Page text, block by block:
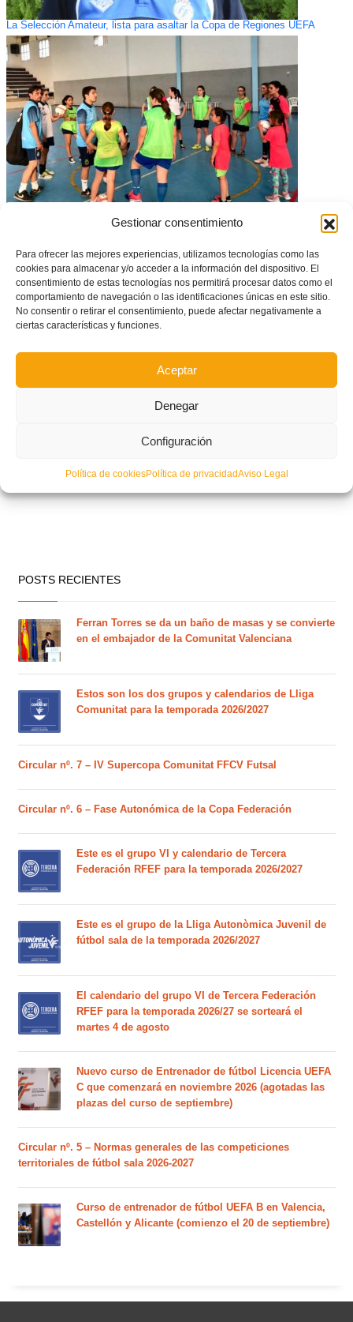
Gestionar consentimiento
Para ofrecer las mejores experiencias, utilizamos tecnologías como las
cookies para almacenar y/o acceder a la información del dispositivo. El
consentimiento de estas tecnologías nos permitirá procesar datos como el
comportamiento de navegación o las identificaciones únicas en este sitio.
No consentir o retirar el consentimiento, puede afectar negativamente a
ciertas características y funciones.
Aceptar
Denegar
Configuración
Política de cookiesPolítica de privacidadAviso Legal
La Selección Amateur, lista para asaltar la Copa de Regiones UEFA
Benaguasil se vuelca con un nuevo Clínic de fútbol sala femenino
Ultimo entrenamiento de la Selección Femenina antes del Nacional
POSTS RECIENTES
Ferran Torres se da un baño de masas y se convierte
en el embajador de la Comunitat Valenciana
Estos son los dos grupos y calendarios de Lliga
Comunitat para la temporada 2026/2027
Circular nº. 7 – IV Supercopa Comunitat FFCV Futsal
Circular nº. 6 – Fase Autonómica de la Copa Federación
Este es el grupo VI y calendario de Tercera
Federación RFEF para la temporada 2026/2027
Este es el grupo de la Lliga Autonòmica Juvenil de
fútbol sala de la temporada 2026/2027
El calendario del grupo VI de Tercera Federación
RFEF para la temporada 2026/27 se sorteará el
martes 4 de agosto
Nuevo curso de Entrenador de fútbol Licencia UEFA
C que comenzará en noviembre 2026 (agotadas las
plazas del curso de septiembre)
Circular nº. 5 – Normas generales de las competiciones
territoriales de fútbol sala 2026-2027
Curso de entrenador de fútbol UEFA B en Valencia,
Castellón y Alicante (comienzo el 20 de septiembre)